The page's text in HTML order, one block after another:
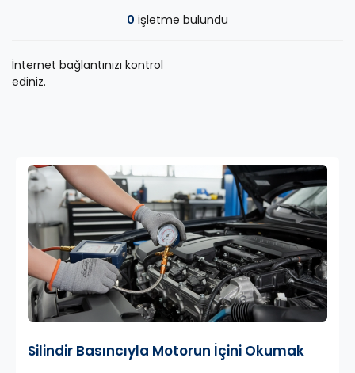
0 işletme bulundu
İnternet bağlantınızı kontrol
ediniz.
Silindir Basıncıyla Motorun İçini Okumak